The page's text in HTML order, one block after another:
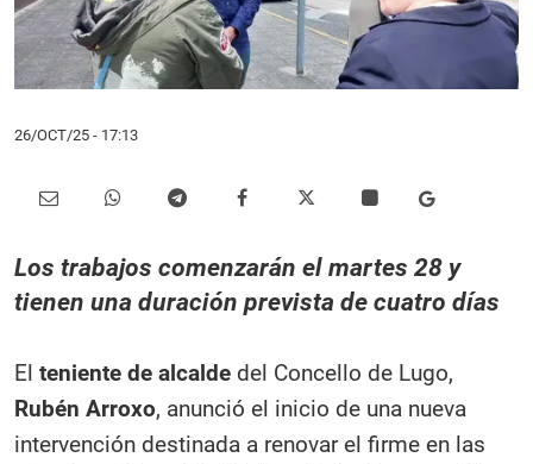
26/OCT/25 - 17:13
Los trabajos comenzarán el martes 28 y
tienen una duración prevista de cuatro días
El teniente de alcalde del Concello de Lugo,
Rubén Arroxo, anunció el inicio de una nueva
intervención destinada a renovar el firme en las